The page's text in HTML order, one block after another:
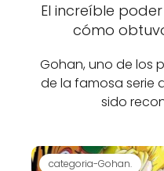
El increíble
cómo
Gohan, uno de los
de la famosa serie
sido
categoria-Gohan.